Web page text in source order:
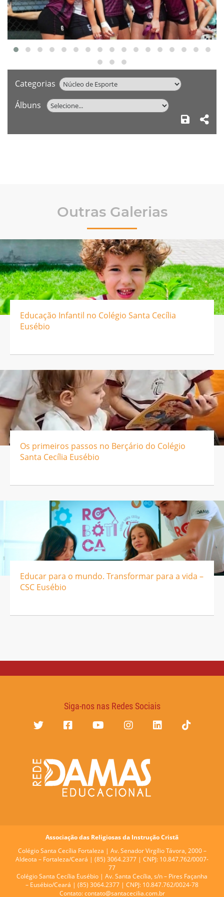
Categorias
Álbuns
Outras Galerias
Educação Infantil no Colégio Santa Cecília
Eusébio
Os primeiros passos no Berçário do Colégio
Santa Cecília Eusébio
Educar para o mundo. Transformar para a vida –
CSC Eusébio
Siga-nos nas Redes Sociais
Associação das Religiosas da Instrução Cristã
Colégio Santa Cecília Fortaleza | Av. Senador Virgílio Távora, 2000 –
Aldeota – Fortaleza/Ceará | (85) 3064.2377 | CNPJ: 10.847.762/0007-
77
Colégio Santa Cecília Eusébio | Av. Santa Cecília, s/n – Pires Façanha
– Eusébio/Ceará | (85) 3064.2377 | CNPJ: 10.847.762/0024-78
Contato: contato@santacecilia.com.br